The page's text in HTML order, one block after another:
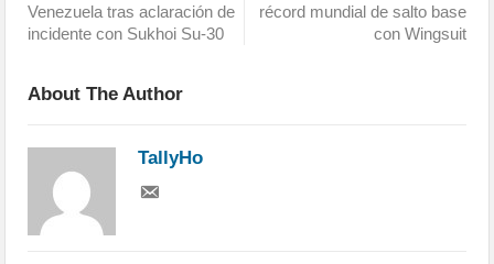
Venezuela tras aclaración de
incidente con Sukhoi Su-30
récord mundial de salto base
con Wingsuit
About The Author
TallyHo